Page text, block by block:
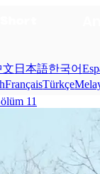
文 日本語한국어
FrançaisTürkçe
11